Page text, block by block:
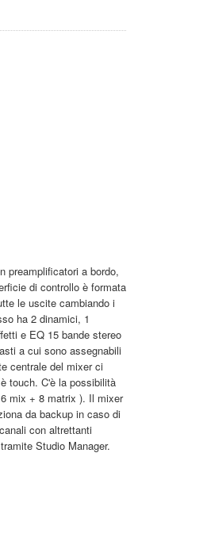
preamplificatori a bordo,
di controllo è formata
le uscite cambiando i
ha 2 dinamici, 1
e EQ 15 bande stereo
a cui sono assegnabili
centrale del mixer ci
touch. C'è la possibilità
mix + 8 matrix ). Il mixer
da backup in caso di
con altrettanti
Studio Manager.